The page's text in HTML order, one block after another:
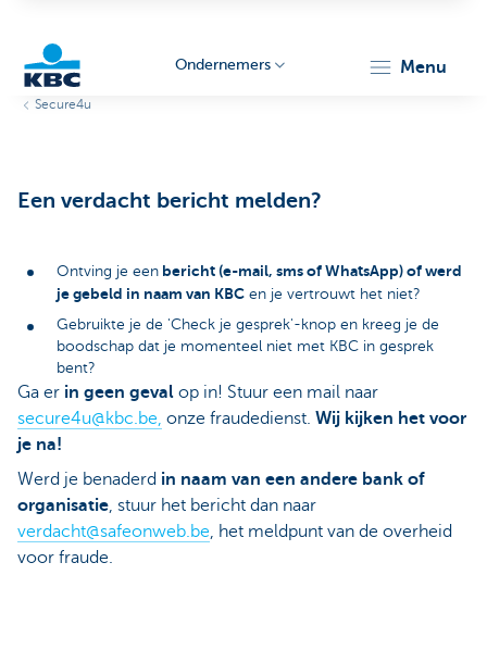
Ondernemers menu
Secure4u
Een verdacht bericht melden?
Ontving je een bericht (e-mail, sms of WhatsApp) of werd
je gebeld in naam van KBC en je vertrouwt het niet?
Gebruikte je de 'Check je gesprek'-knop en kreeg je de
boodschap dat je momenteel niet met KBC in gesprek
bent?
Ga er in geen geval op in! Stuur een mail naar
secure4u@kbc.be, onze fraudedienst. Wij kijken het voor
je na!
Werd je benaderd in naam van een andere bank of
organisatie, stuur het bericht dan naar
verdacht@safeonweb.be, het meldpunt van de overheid
voor fraude.